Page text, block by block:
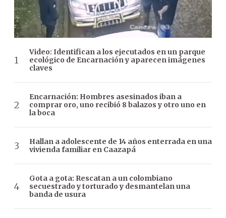
Video: Identifican a los ejecutados en un parque
ecológico de Encarnación y aparecen imágenes
claves
Encarnación: Hombres asesinados iban a
comprar oro, uno recibió 8 balazos y otro uno en
la boca
Hallan a adolescente de 14 años enterrada en una
vivienda familiar en Caazapá
Gota a gota: Rescatan a un colombiano
secuestrado y torturado y desmantelan una
banda de usura